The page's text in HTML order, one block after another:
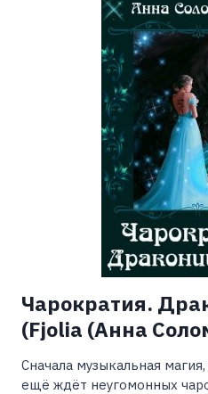
Чарократия.
(Fjolia (Анна
Сначала музыкальная
ещё ждёт неугомонных